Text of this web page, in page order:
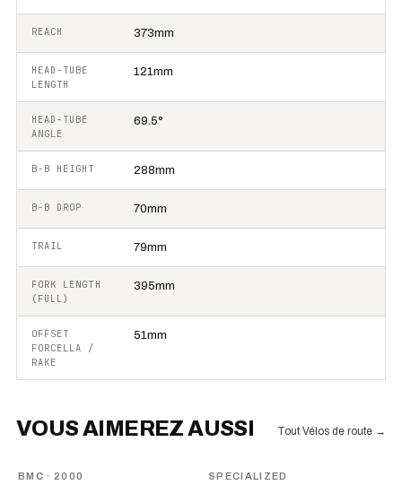
REACH 373mm
HEAD-TUBE
LENGTH
121mm
HEAD-TUBE
ANGLE
69.5°
B-B HEIGHT 288mm
B-B DROP 70mm
TRAIL 79mm
FORK LENGTH
(FULL)
395mm
OFFSET
FORCELLA /
RAKE
51mm
VOUS AIMEREZ AUSSI Tout Vélos de route →
BMC · 2000 SPECIALIZED